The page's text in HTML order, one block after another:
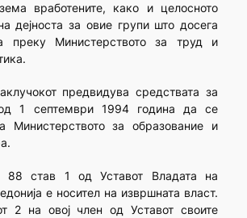
вработените, како и целосното
дејноста за овие групи што досега
преку Министерството за труд и
предвидува средствата за
1 септември 1994 година да се
Министерството за образование и
88 став 1 од Уставот Владата на
е носител на извршната власт.
2 на овој член од Уставот своите